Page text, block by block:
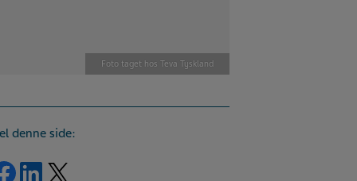
Foto taget hos Teva Tyskland
denne side:
Del på Facebook
Del på LinkedIn